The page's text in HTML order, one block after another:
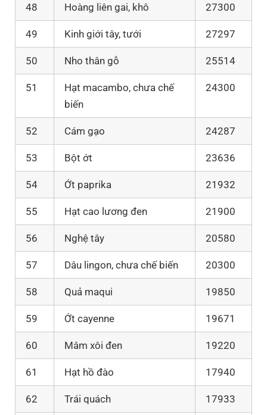
48 Hoàng liên gai, khô 27300
49 Kinh giới tây, tưới 27297
50 Nho thân gỗ 25514
51
Hạt macambo, chưa chế
biến
24300
52 Cám gạo 24287
53 Bột ớt 23636
54 Ớt paprika 21932
55 Hạt cao lương đen 21900
56 Nghệ tây 20580
57 Dâu lingon, chưa chế biến 20300
58 Quả maqui 19850
59 Ớt cayenne 19671
60 Mâm xôi đen 19220
61 Hạt hồ đào 17940
62 Trái quách 17933